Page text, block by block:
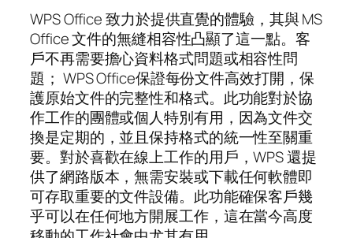
WPS Office 致力於提供直覺的體驗，其與 MS
Office 文件的無縫相容性凸顯了這一點。客
戶不再需要擔心資料格式問題或相容性問
題； WPS Office保證每份文件高效打開，保
護原始文件的完整性和格式。此功能對於協
作工作的團體或個人特別有用，因為文件交
換是定期的，並且保持格式的統一性至關重
要。對於喜歡在線上工作的用戶，WPS 還提
供了網路版本，無需安裝或下載任何軟體即
可存取重要的文件設備。此功能確保客戶幾
乎可以在任何地方開展工作，這在當今高度